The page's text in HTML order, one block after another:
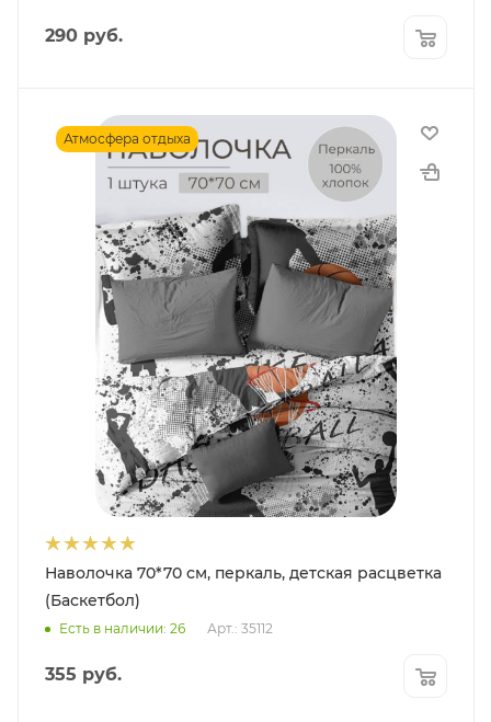
290 руб.
Атмосфера отдыха
Наволочка 70*70 см, перкаль, детская расцветка
(Баскетбол)
Есть в наличии: 26 Арт.: 35112
355 руб.